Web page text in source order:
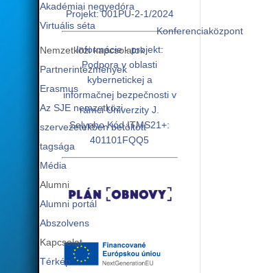
Akadémiai negyedóra
Virtuális séta
Konferenciaközpont
Nemzetközi kapcsolatok
Partnerintézmények
Erasmus
Az SJE nemzetközi
szervezetekben betöltött
tagsága
Média
Alumni
Alumni portál
Abszolvens
Kapcsolat
Térkép
Projekt: 001PU-2-1/2024
Informácie - projekt:
Podpora v oblasti
kybernetickej a
informačnej bezpečnosti v
rámci Univerzity J.
Selyeho Kód ITMS21+:
401101FQQ5